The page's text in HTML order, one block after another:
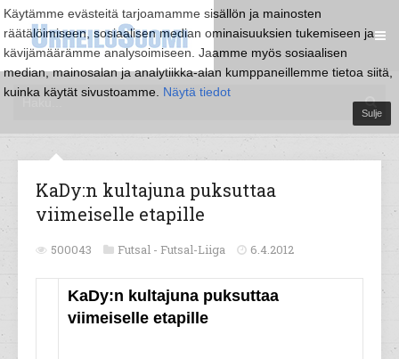
Käytämme evästeitä tarjoamamme sisällön ja mainosten
räätälöimiseen, sosiaalisen median ominaisuuksien tukemiseen ja
kävijämäärämme analysoimiseen. Jaamme myös sosiaalisen
median, mainosalan ja analytiikka-alan kumppaneillemme tietoa siitä,
kuinka käytät sivustoamme. Näytä tiedot
Sulje
KaDy:n kultajuna puksuttaa
viimeiselle etapille
500043 Futsal - Futsal-Liiga 6.4.2012
KaDy:n kultajuna puksuttaa
viimeiselle etapille